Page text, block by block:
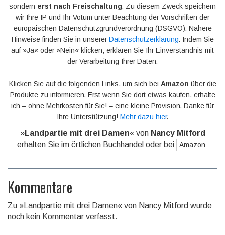
sondern erst nach Freischaltung. Zu diesem Zweck speichern
wir Ihre IP und Ihr Votum unter Beachtung der Vorschriften der
europäischen Datenschutzgrundverordnung (DSGVO). Nähere
Hinweise finden Sie in unsererDatenschutzerklärung. Indem Sie
auf »Ja« oder »Nein« klicken, erklären Sie Ihr Einverständnis mit
der Verarbeitung Ihrer Daten.
Klicken Sie auf die folgenden Links, um sich bei Amazon über die
Produkte zu informieren. Erst wenn Sie dort etwas kaufen, erhalte
ich – ohne Mehrkosten für Sie! – eine kleine Provision. Danke für
Ihre Unterstützung! Mehr dazu hier.
»Landpartie mit drei Damen« von Nancy Mitford
erhalten Sie im örtlichen Buchhandel oder bei
Amazon
Kommentare
Zu »Landpartie mit drei Damen« von Nancy Mitford wurde
noch kein Kommentar verfasst.